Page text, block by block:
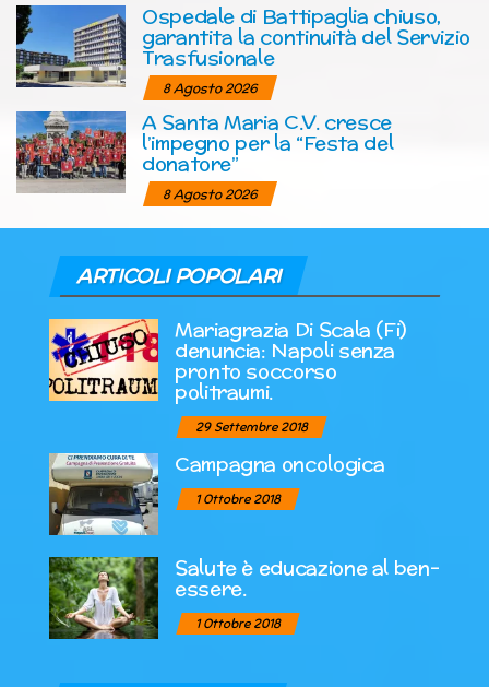
Ospedale di Battipaglia chiuso,
garantita la continuità del Servizio
Trasfusionale
8 Agosto 2026
A Santa Maria C.V. cresce
l’impegno per la “Festa del
donatore”
8 Agosto 2026
ARTICOLI POPOLARI
Mariagrazia Di Scala (Fi)
denuncia: Napoli senza
pronto soccorso
politraumi.
29 Settembre 2018
Campagna oncologica
1 Ottobre 2018
Salute è educazione al ben-
essere.
1 Ottobre 2018